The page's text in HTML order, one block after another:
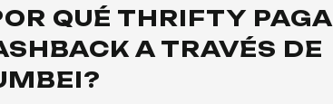
QUÉ THRIFTY PAGA
A TRAVÉS DE